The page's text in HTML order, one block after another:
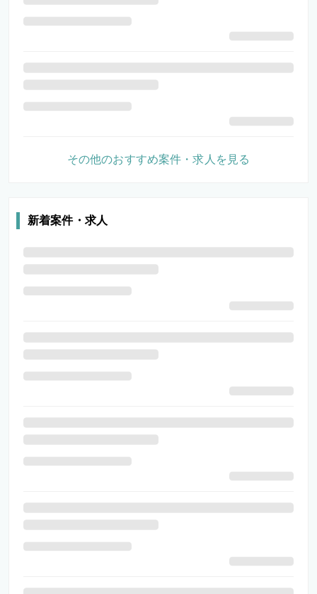
その他のおすすめ案件・求人を見る
新着案件・求人